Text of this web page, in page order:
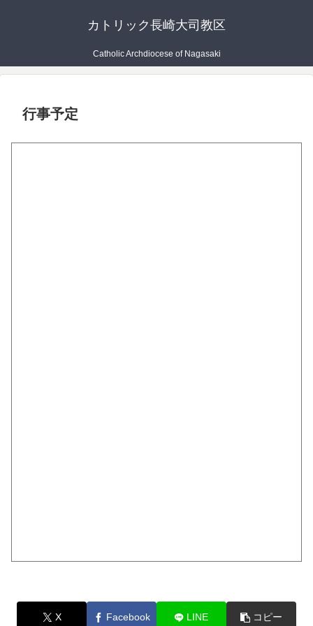
カトリック長崎大司教区
Catholic Archdiocese of Nagasaki
行事予定
X Facebook LINE コピー